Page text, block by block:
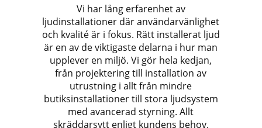
Vi har lång erfarenhet av
ljudinstallationer där användarvänlighet
och kvalité är i fokus. Rätt installerat ljud
är en av de viktigaste delarna i hur man
upplever en miljö. Vi gör hela kedjan,
från projektering till installation av
utrustning i allt från mindre
butiksinstallationer till stora ljudsystem
med avancerad styrning. Allt
skräddarsytt enligt kundens behov.